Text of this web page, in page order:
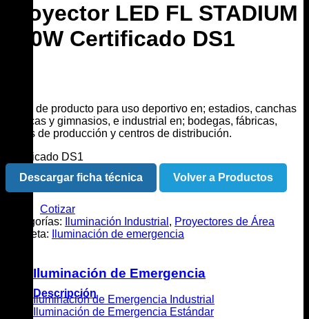
Iluminación de Emergencia
Iluminación de Emergencia Industrial
Iluminación de Emergencia Estándar
Proyector LED FL STADIUM
500W Certificado DS1
Línea de producto para uso deportivo en; estadios, canchas
atléticas y gimnasios, e industrial en; bodegas, fábricas,
líneas de producción y centros de distribución.
Certificado DS1
Descargar ficha técnica
Volver a Productos
Cotizar
Categorías:
Iluminación Industrial , Proyectores de Área
Etiqueta:
Iluminación de emergencia
Descripción